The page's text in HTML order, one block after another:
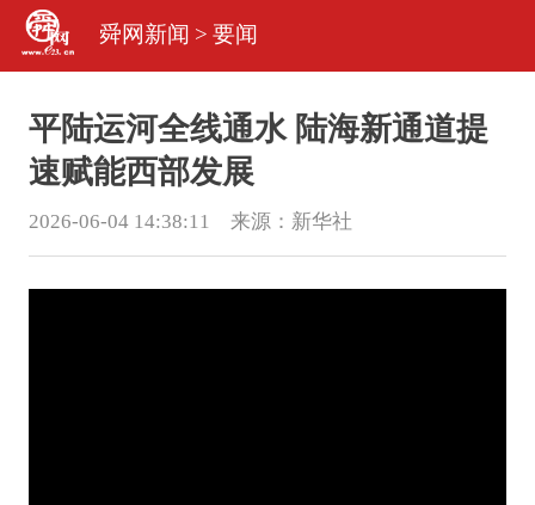
舜网新闻 > 要闻
平陆运河全线通水 陆海新通道提
速赋能西部发展
2026-06-04 14:38:11 来源： 新华社